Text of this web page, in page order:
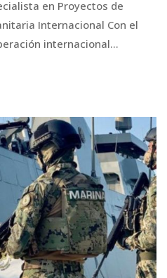
en Proyectos de
Internacional Con el
internacional...